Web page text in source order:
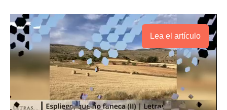
Lea el artículo